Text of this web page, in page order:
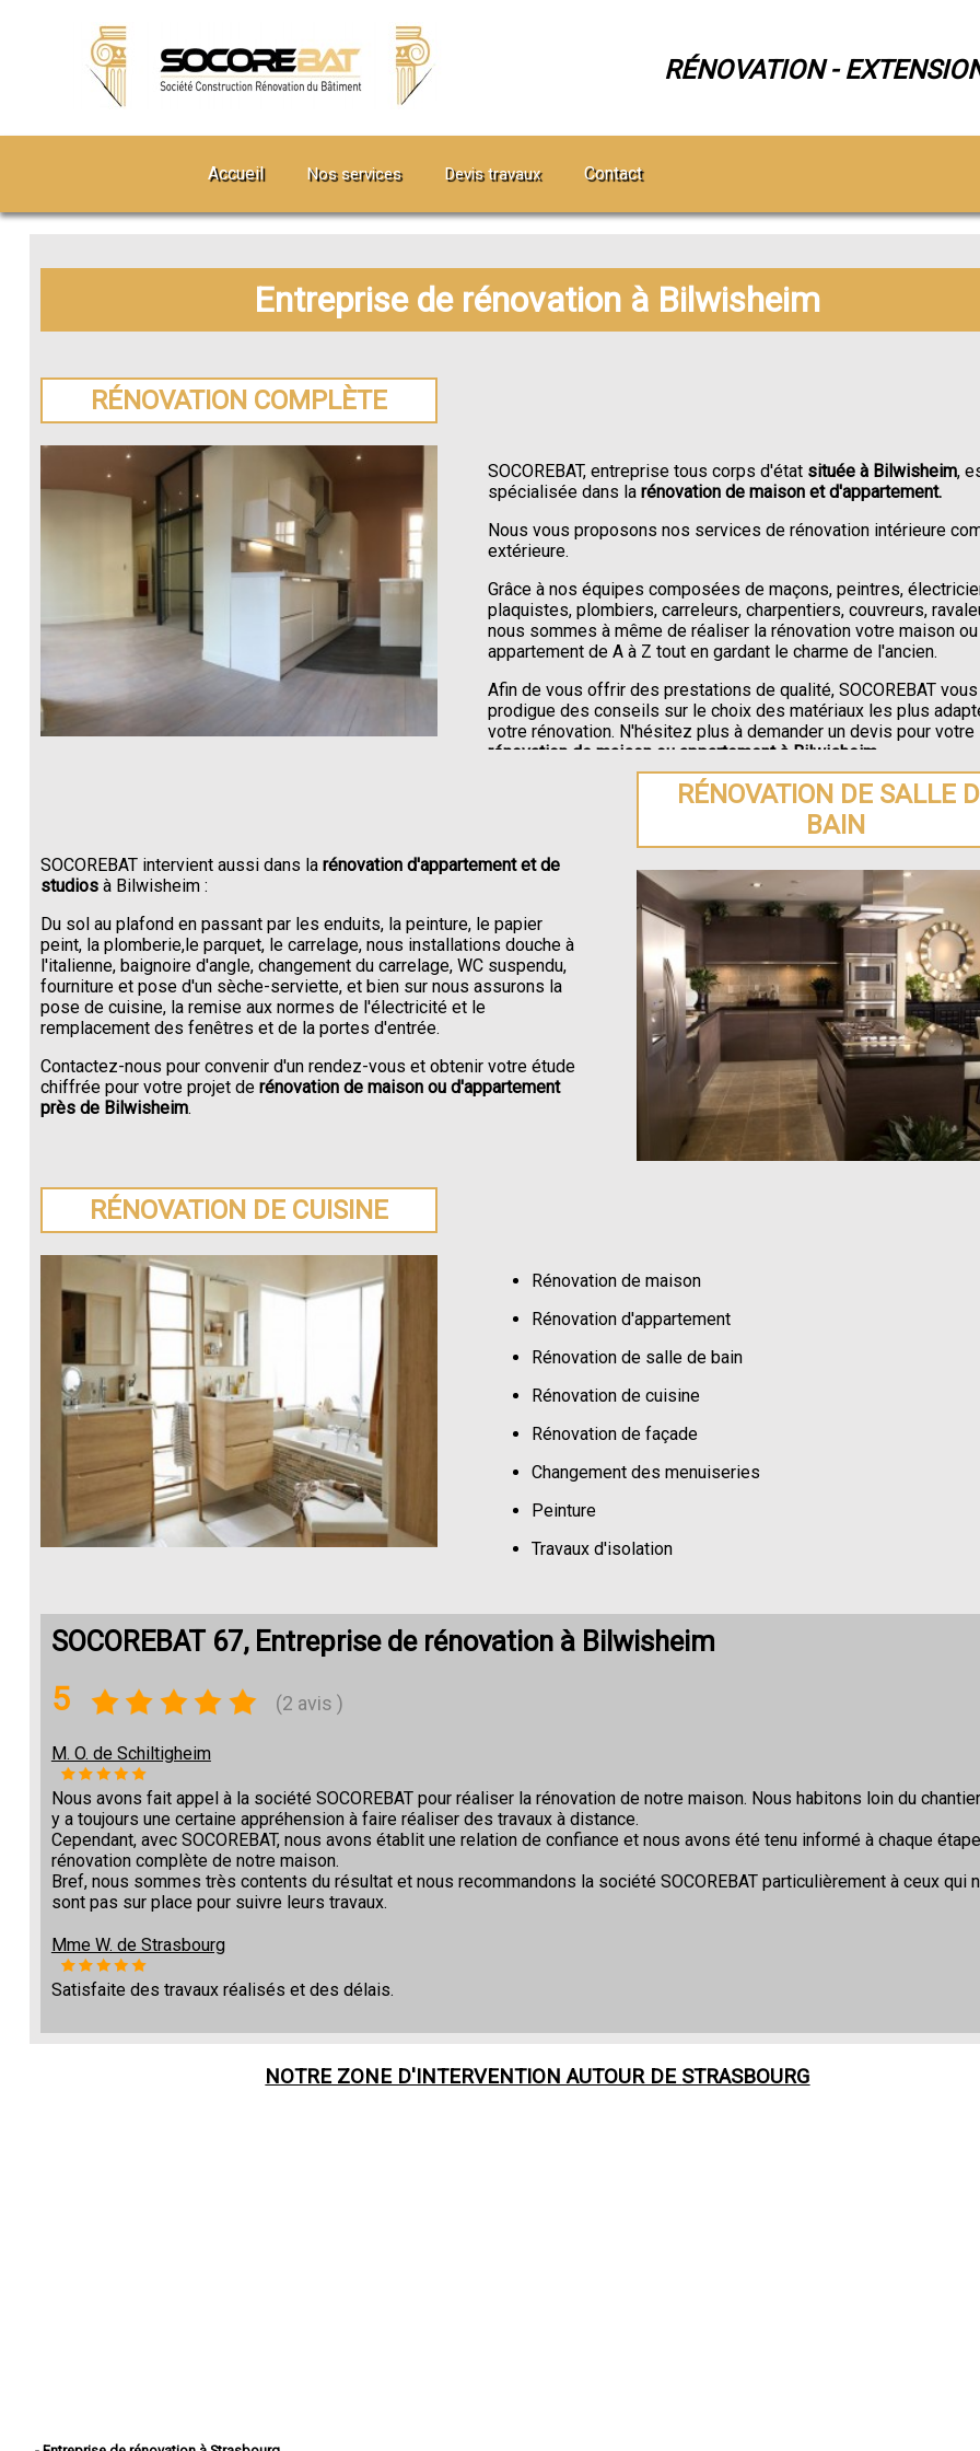
RÉNOVATION -
Accueil Nos services Devis travaux Contact
Entreprise de rénovation à Bilwisheim
RÉNOVATION COMPLÈTE
SOCOREBAT, entreprise tous corps d'état située à Bilwisheim,
spécialisée dans la rénovation de maison et d'appartement.
Nous vous proposons nos services de rénovation intérieure
extérieure.
Grâce à nos équipes composées de maçons, peintres,
plaquistes, plombiers, carreleurs, charpentiers, couvreurs,
nous sommes à même de réaliser la rénovation votre maison
appartement de A à Z tout en gardant le charme de l'ancien.
Afin de vous offrir des prestations de qualité, SOCOREBAT vous
prodigue des conseils sur le choix des matériaux les plus
votre rénovation. N'hésitez plus à demander un devis pour votre
rénovation de maison ou appartement à Bilwisheim.
RÉNOVATION DE SALLE
BAIN
SOCOREBAT intervient aussi dans la rénovation d'appartement et de
studiosà Bilwisheim :
Du sol au plafond en passant par les enduits, la peinture, le papier
peint, la plomberie,le parquet, le carrelage, nous installations douche à
l'italienne, baignoire d'angle, changement du carrelage, WC suspendu,
fourniture et pose d'un sèche-serviette, et bien sur nous assurons la
pose de cuisine, la remise aux normes de l'électricité et le
remplacement des fenêtres et de la portes d'entrée.
Contactez-nous pour convenir d'un rendez-vous et obtenir votre étude
chiffrée pour votre projet derénovation de maison ou d'appartement
près de Bilwisheim.
RÉNOVATION DE CUISINE
Rénovation de maison
Rénovation d'appartement
Rénovation de salle de bain
Rénovation de cuisine
Rénovation de façade
Changement des menuiseries
Peinture
Travaux d'isolation
SOCOREBAT 67, Entreprise de rénovation à Bilwisheim
5 (2 avis )
M. O. de Schiltigheim
Nous avons fait appel à la société SOCOREBAT pour réaliser la rénovation de notre maison. Nous habitons loin du
y a toujours une certaine appréhension à faire réaliser des travaux à distance.
Cependant, avec SOCOREBAT, nous avons établit une relation de confiance et nous avons été tenu informé à chaque
rénovation complète de notre maison.
Bref, nous sommes très contents du résultat et nous recommandons la société SOCOREBAT particulièrement à ceux qui
sont pas sur place pour suivre leurs travaux.
Mme W. de Strasbourg
Satisfaite des travaux réalisés et des délais.
NOTRE ZONE D'INTERVENTION AUTOUR DE STRASBOURG